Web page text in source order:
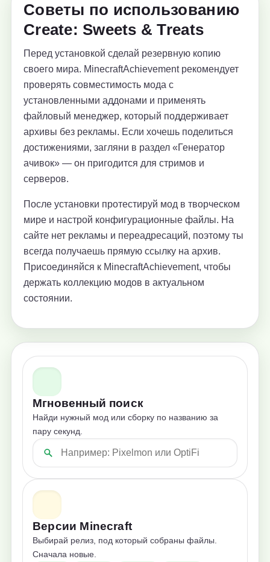
Советы по использованию
Create: Sweets & Treats
Перед установкой сделай резервную копию
своего мира. MinecraftAchievement рекомендует
проверять совместимость мода с
установленными аддонами и применять
файловый менеджер, который поддерживает
архивы без рекламы. Если хочешь поделиться
достижениями, загляни в раздел «Генератор
ачивок» — он пригодится для стримов и
серверов.
После установки протестируй мод в творческом
мире и настрой конфигурационные файлы. На
сайте нет рекламы и переадресаций, поэтому ты
всегда получаешь прямую ссылку на архив.
Присоединяйся к MinecraftAchievement, чтобы
держать коллекцию модов в актуальном
состоянии.
Мгновенный поиск
Найди нужный мод или сборку по названию за
пару секунд.
Версии Minecraft
Выбирай релиз, под который собраны файлы.
Сначала новые.